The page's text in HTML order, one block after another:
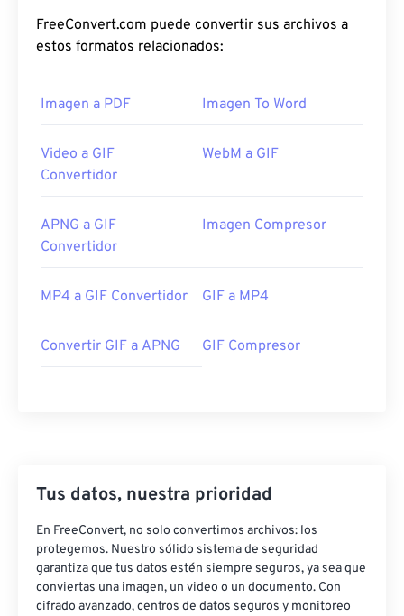
FreeConvert.com puede convertir sus archivos a
estos formatos relacionados:
Imagen a PDF Imagen To Word
Video a GIF
Convertidor
WebM a GIF
APNG a GIF
Convertidor
Imagen Compresor
MP4 a GIF Convertidor GIF a MP4
Convertir GIF a APNG GIF Compresor
Tus datos, nuestra prioridad
En FreeConvert, no solo convertimos archivos: los
protegemos. Nuestro sólido sistema de seguridad
garantiza que tus datos estén siempre seguros, ya sea que
conviertas una imagen, un video o un documento. Con
cifrado avanzado, centros de datos seguros y monitoreo